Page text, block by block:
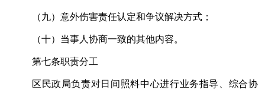
（九）意外伤害责任认定和争议解决方式；
（十）当事人协商一致的其他内容。
第七条职责分工
区民政局负责对日间照料中心进行业务指导、综合协